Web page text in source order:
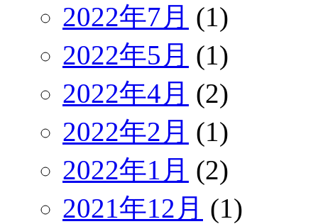
2022年7月 (1)
2022年5月 (1)
2022年4月 (2)
2022年2月 (1)
2022年1月 (2)
2021年12月 (1)